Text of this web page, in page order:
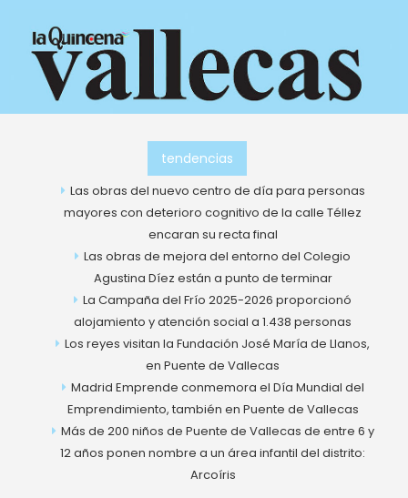
contenido
tendencias
Las obras del nuevo centro de día para personas
mayores con deterioro cognitivo de la calle Téllez
encaran su recta final
Las obras de mejora del entorno del Colegio
Agustina Díez están a punto de terminar
La Campaña del Frío 2025-2026 proporcionó
alojamiento y atención social a 1.438 personas
Los reyes visitan la Fundación José María de Llanos,
en Puente de Vallecas
Madrid Emprende conmemora el Día Mundial del
Emprendimiento, también en Puente de Vallecas
Más de 200 niños de Puente de Vallecas de entre 6 y
12 años ponen nombre a un área infantil del distrito:
Arcoíris